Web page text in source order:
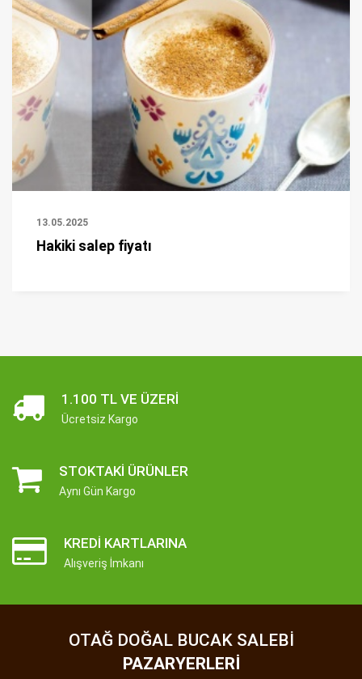
13.05.2025
Hakiki salep fiyatı
1.100 TL VE ÜZERI
Ücretsiz Kargo
STOKTAKI ÜRÜNLER
Aynı Gün Kargo
KREDI KARTLARINA
Alışveriş İmkanı
OTAĞ DOĞAL BUCAK SALEBI
PAZARYERLERI